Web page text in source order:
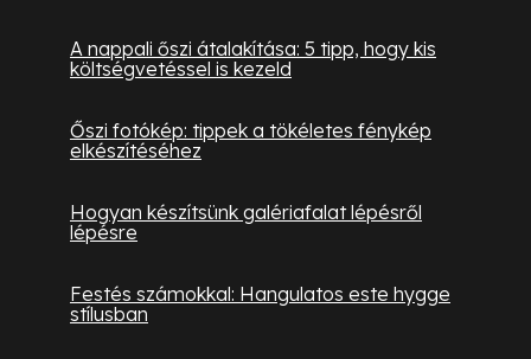
A nappali őszi átalakítása: 5 tipp, hogy kis
költségvetéssel is kezeld
Őszi fotókép: tippek a tökéletes fénykép
elkészítéséhez
Hogyan készítsünk galériafalat lépésről
lépésre
Festés számokkal: Hangulatos este hygge
stílusban